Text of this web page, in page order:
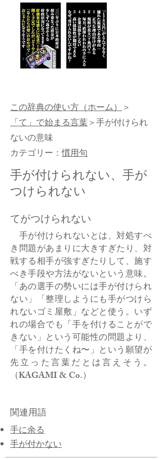
この辞典の使い方（ホーム）＞
「て」で始まる言葉＞手が付けられ
ないの意味
カテゴリー：慣用句
手が付けられない、手が
つけられない
てがつけられない
手が付けられないとは、対処すべ
き問題があまりに大きすぎたり、対
戦する相手が強すぎたりして、施す
べき手段や方法がないという意味。
「あの選手の勢いには手が付けられ
ない」「整理しようにも手がつけら
れないゴミ屋敷」などと使う。いず
れの場合でも「手を付けることがで
きない」という可能性の問題より、
「手を付けたくね〜」という願望が
先立った言葉だとは言えそう。
（KAGAMI & Co.）
関連用語
手に余る
手が付かない